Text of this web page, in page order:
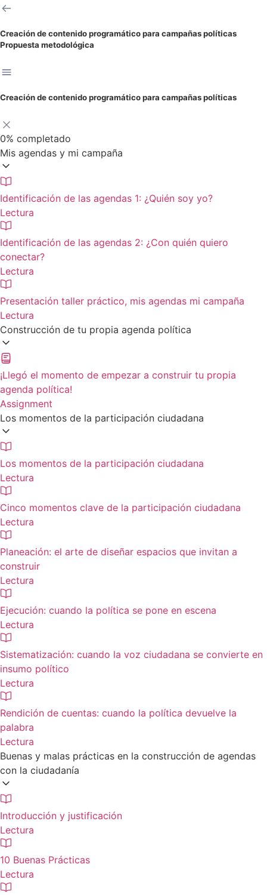
Creación de contenido programático para campañas políticas
Propuesta metodológica
Creación de contenido programático para campañas políticas
0% completado
Mis agendas y mi campaña
Identificación de las agendas 1: ¿Quién soy yo?
Lectura
Identificación de las agendas 2: ¿Con quién quiero
conectar?
Lectura
Presentación taller práctico, mis agendas mi campaña
Lectura
Construcción de tu propia agenda política
¡Llegó el momento de empezar a construir tu propia
agenda política!
Assignment
Los momentos de la participación ciudadana
Los momentos de la participación ciudadana
Lectura
Cinco momentos clave de la participación ciudadana
Lectura
Planeación: el arte de diseñar espacios que invitan a
construir
Lectura
Ejecución: cuando la política se pone en escena
Lectura
Sistematización: cuando la voz ciudadana se convierte en
insumo político
Lectura
Rendición de cuentas: cuando la política devuelve la
palabra
Lectura
Buenas y malas prácticas en la construcción de agendas
con la ciudadanía
Introducción y justificación
Lectura
10 Buenas Prácticas
Lectura